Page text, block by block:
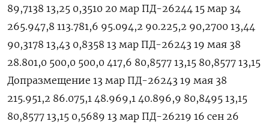
89,7138 13,25 0,3510 20 мар ПД-26244 15 мар 34
265.947,8 113.781,6 95.094,2 90.225,2 90,2700 13,44
90,3178 13,43 0,8358 13 мар ПД-26243 19 мая 38
28.801,0 500,0 500,0 417,6 80,8577 13,15 80,8577 13,15
Допразмещение 13 мар ПД-26243 19 мая 38
215.951,2 86.075,1 48.969,1 40.896,9 80,8495 13,15
80,8577 13,15 0,5689 13 мар ПД-26219 16 сен 26